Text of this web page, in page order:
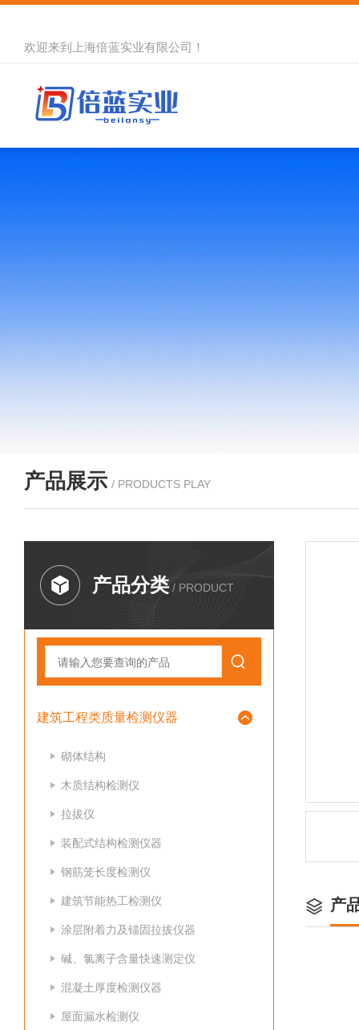
欢迎来到 上海倍蓝实业有限公司 ！
产品展示 / PRODUCTS PLAY
产品分类 / PRODUCT
建筑工程类质量检测仪器
砌体结构
木质结构检测仪
拉拔仪
装配式结构检测仪器
钢筋笼长度检测仪
建筑节能热工检测仪
涂层附着力及锚固拉拔仪器
碱、氯离子含量快速测定仪
混凝土厚度检测仪器
屋面漏水检测仪
产